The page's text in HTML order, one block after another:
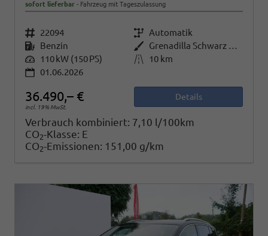
sofort lieferbar Fahrzeug mit Tageszulassung
Fahrzeugnr. 22094 Getriebe Automatik
Kraftstoff Benzin Außenfarbe
Grenadilla Schwarz Metallic
Leistung 110 kW (150 PS) Kilometerstand
10 km
01.06.2026
36.490,– €
incl. 19% MwSt.
Details
Verbrauch kombiniert: 7,10 l/100km
CO2-Klasse: E
CO2-Emissionen: 151,00 g/km